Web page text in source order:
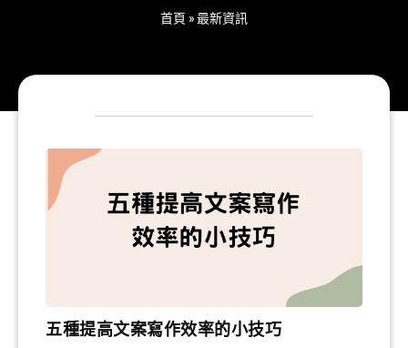
首頁 »最新資訊
五種提高文案寫作效率的小技巧